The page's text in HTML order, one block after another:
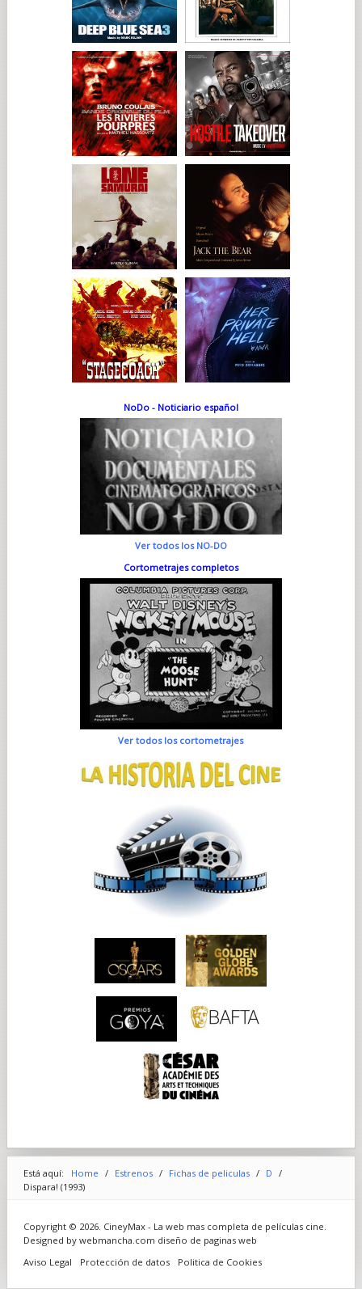
NoDo - Noticiario español
Ver todos los NO-DO
Cortometrajes completos
Ver todos los cortometrajes
Está aquí: Home / Estrenos / Fichas de peliculas / D /
Dispara! (1993)
Copyright © 2026. CineyMax - La web mas completa de películas cine.
Designed by webmancha.com diseño de paginas web
Aviso Legal
Protección de datos Politica de Cookies